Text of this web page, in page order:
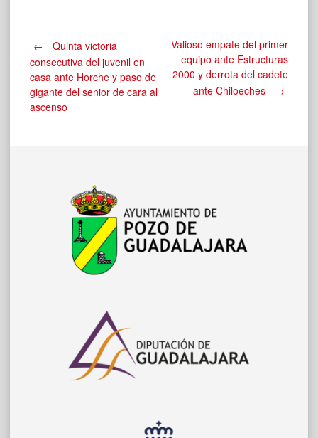
Navegación
de
←
Quinta victoria
consecutiva del juvenil en
casa ante Horche y paso de
gigante del senior de cara al
ascenso
Valioso empate del primer
equipo ante Estructuras
2000 y derrota del cadete
ante Chiloeches
→